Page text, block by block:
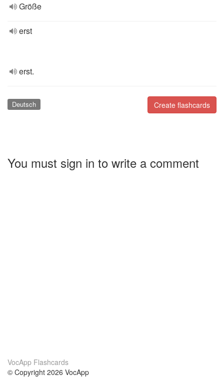
Größe
erst
erst.
Create flashcards
Deutsch
You must sign in to write a comment
VocApp Flashcards
© Copyright 2026 VocApp